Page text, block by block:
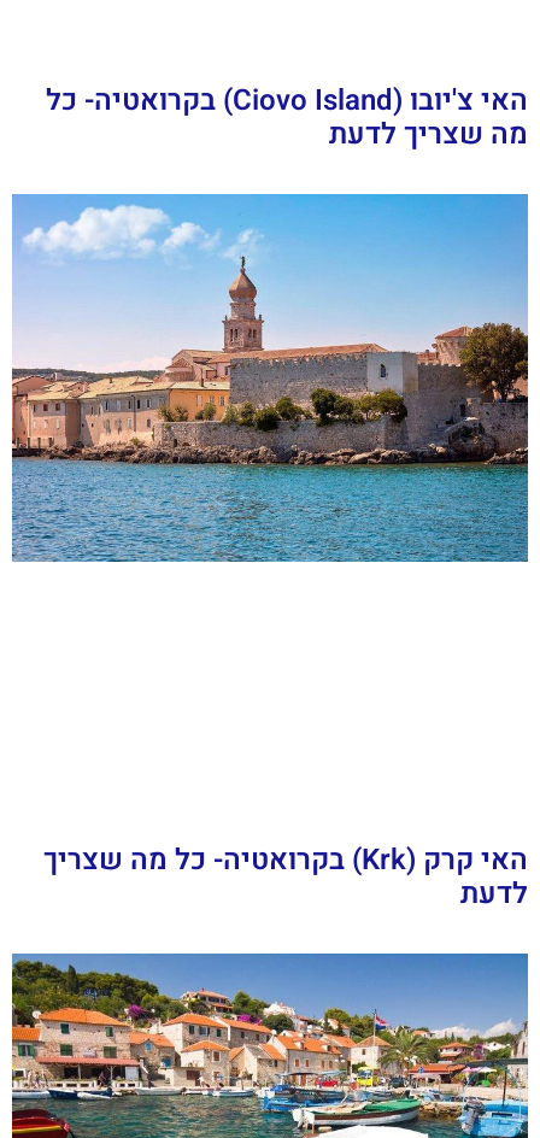
האי צ'יובו (Ciovo Island) בקרואטיה- כל
מה שצריך לדעת
האי קרק (Krk) בקרואטיה- כל מה שצריך
לדעת